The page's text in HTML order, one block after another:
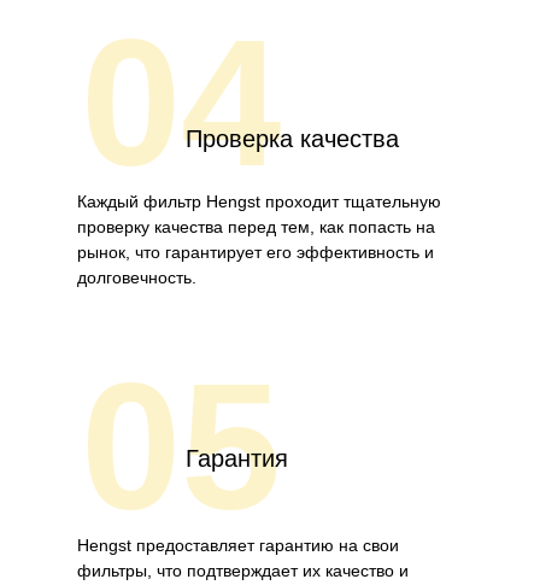
04Проверка качества
Каждый фильтр Hengst проходит тщательную
проверку качества перед тем, как попасть на
рынок, что гарантирует его эффективность и
долговечность.
05
Гарантия
Hengst предоставляет гарантию на свои
фильтры, что подтверждает их качество и